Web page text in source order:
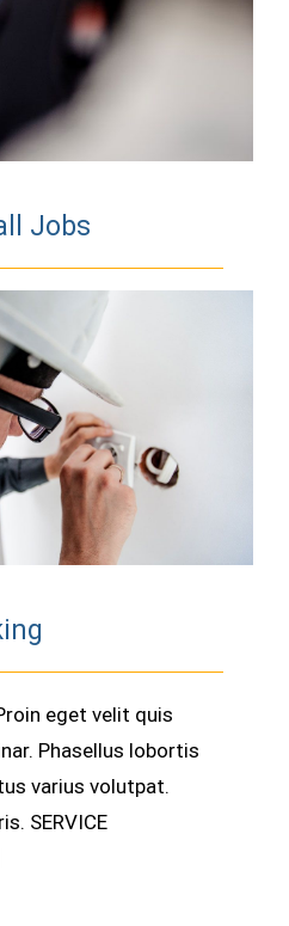
Jobs
Proin eget velit quis
Phasellus lobortis
varius volutpat.
SERVICE
eget velit quis
Phasellus lobortis
varius volutpat.
SERVICE